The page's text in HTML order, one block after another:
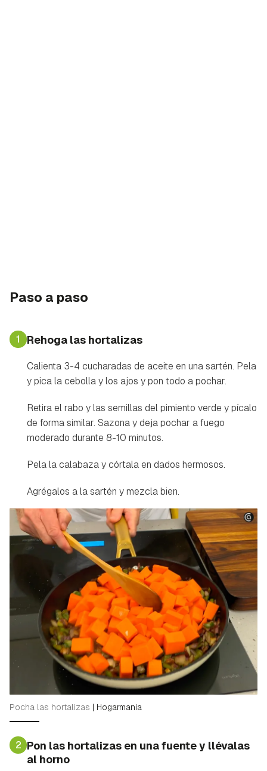
Paso a paso
1 Rehoga las hortalizas
Calienta 3-4 cucharadas de aceite en una sartén. Pela
y pica la cebolla y los ajos y pon todo a pochar.
Retira el rabo y las semillas del pimiento verde y pícalo
de forma similar. Sazona y deja pochar a fuego
moderado durante 8-10 minutos.
Pela la calabaza y córtala en dados hermosos.
Agrégalos a la sartén y mezcla bien.
Pocha las hortalizas | Hogarmania
2 Pon las hortalizas en una fuente y llévalas
al horno